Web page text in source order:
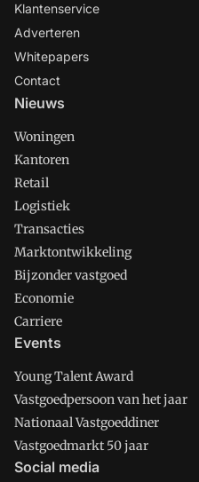
Klantenservice
Adverteren
Whitepapers
Contact
Nieuws
Woningen
Kantoren
Retail
Logistiek
Transacties
Marktontwikkeling
Bijzonder vastgoed
Economie
Carriere
Events
Young Talent Award
Vastgoedpersoon van het jaar
Nationaal Vastgoeddiner
Vastgoedmarkt 50 jaar
Social media